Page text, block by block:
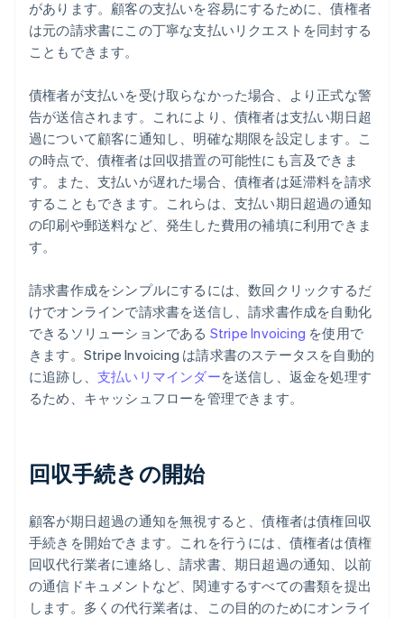
があります。顧客の支払いを容易にするために、債権者
は元の請求書にこの丁寧な支払いリクエストを同封する
こともできます。
債権者が支払いを受け取らなかった場合、より正式な警
告が送信されます。これにより、債権者は支払い期日超
過について顧客に通知し、明確な期限を設定します。こ
の時点で、債権者は回収措置の可能性にも言及できま
す。また、支払いが遅れた場合、債権者は延滞料を請求
することもできます。これらは、支払い期日超過の通知
の印刷や郵送料など、発生した費用の補填に利用できま
す。
請求書作成をシンプルにするには、数回クリックするだ
けでオンラインで請求書を送信し、請求書作成を自動化
できるソリューションである Stripe Invoicing を使用で
きます。Stripe Invoicing は請求書のステータスを自動的
に追跡し、 支払いリマインダーを送信し、返金を処理す
るため、キャッシュフローを管理できます。
回収手続きの開始
顧客が期日超過の通知を無視すると、債権者は債権回収
手続きを開始できます。これを行うには、債権者は債権
回収代行業者に連絡し、請求書、期日超過の通知、以前
の通信ドキュメントなど、関連するすべての書類を提出
します。多くの代行業者は、この目的のためにオンライ